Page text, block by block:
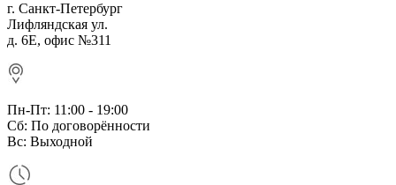
г. Санкт-Петербург
Лифляндская ул.
д. 6Е, офис №311
Пн-Пт: 11:00 - 19:00
Сб: По договорённости
Вс: Выходной